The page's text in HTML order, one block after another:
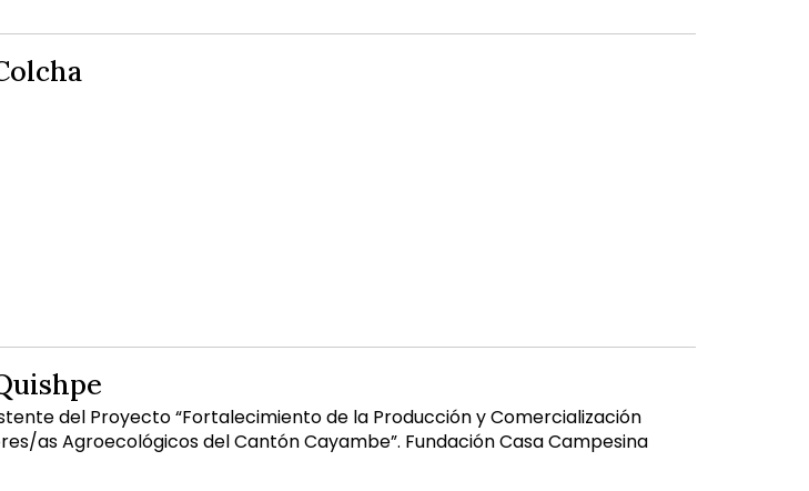
del Proyecto “Fortalecimiento de la Producción y Comercialización
as Agroecológicos del Cantón Cayambe”. Fundación Casa Campesina